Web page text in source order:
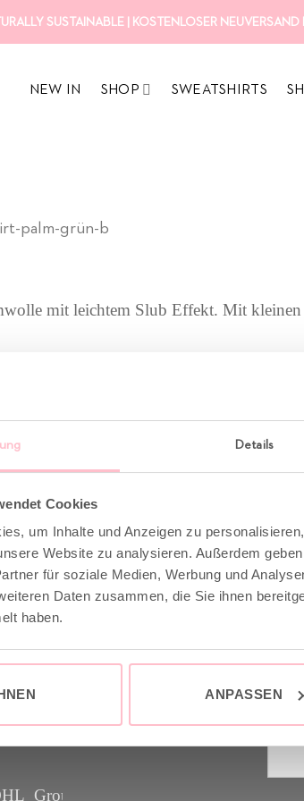
Details
Cookies
um Inhalte und Anzeigen zu
Website zu analysieren. Außerdem
für soziale Medien, Werbung und
Daten zusammen, die Sie ihnen
haben.
ANPASSEN
SUSTAINABLE | KOSTENLOSER
NEW IN SHOP SWEATSHIRTS
palm-grün-b
mit leichtem Slub Effekt. Mit
& INFO
Versand mit DHL /